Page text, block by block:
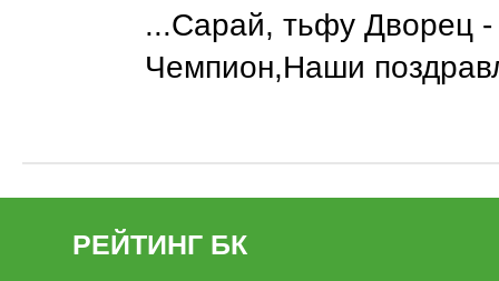
...Сарай, тьфу Дворец -
Чемпион,Наши
РЕЙТИНГ БК